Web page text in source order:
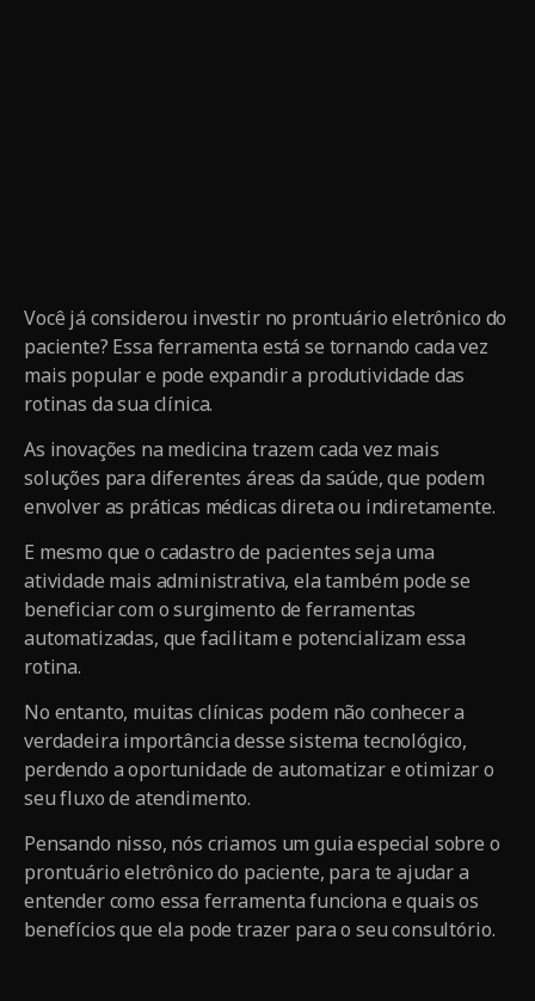
Você já considerou investir no prontuário eletrônico do
paciente? Essa ferramenta está se tornando cada vez
mais popular e pode expandir a produtividade das
rotinas da sua clínica.
As inovações na medicina trazem cada vez mais
soluções para diferentes áreas da saúde, que podem
envolver as práticas médicas direta ou indiretamente.
E mesmo que o cadastro de pacientes seja uma
atividade mais administrativa, ela também pode se
beneficiar com o surgimento de ferramentas
automatizadas, que facilitam e potencializam essa
rotina.
No entanto, muitas clínicas podem não conhecer a
verdadeira importância desse sistema tecnológico,
perdendo a oportunidade de automatizar e otimizar o
seu fluxo de atendimento.
Pensando nisso, nós criamos um guia especial sobre o
prontuário eletrônico do paciente, para te ajudar a
entender como essa ferramenta funciona e quais os
benefícios que ela pode trazer para o seu consultório.